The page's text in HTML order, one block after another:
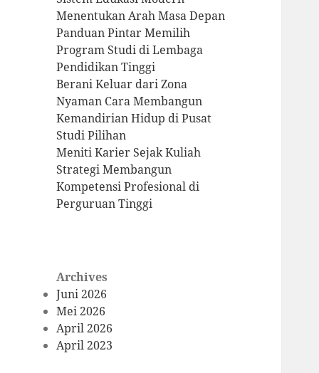
Menentukan Arah Masa Depan
Panduan Pintar Memilih
Program Studi di Lembaga
Pendidikan Tinggi
Berani Keluar dari Zona
Nyaman Cara Membangun
Kemandirian Hidup di Pusat
Studi Pilihan
Meniti Karier Sejak Kuliah
Strategi Membangun
Kompetensi Profesional di
Perguruan Tinggi
Archives
Juni 2026
Mei 2026
April 2026
April 2023